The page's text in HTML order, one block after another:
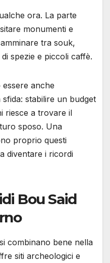
ora. La parte
monumenti e
tra souk,
spezie e piccoli caffè.
anche
stabilire un budget
riesce a trovare il
sposo. Una
proprio questi
diventare i ricordi
Bou Said
si combinano bene nella
siti archeologici e